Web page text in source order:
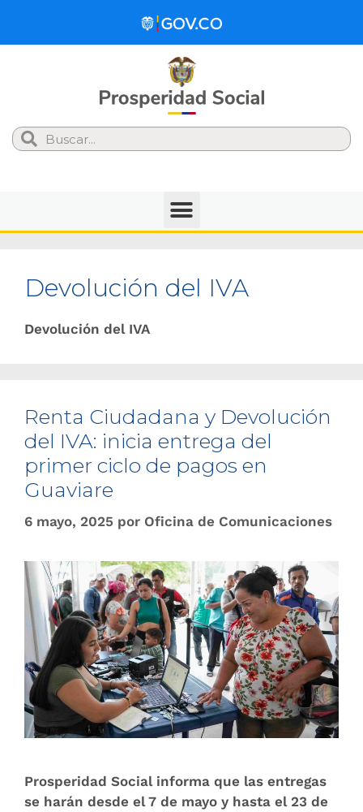
Search
Devolución del IVA
Devolución del IVA
Renta Ciudadana y Devolución
del IVA: inicia entrega del
primer ciclo de pagos en
Guaviare
6 mayo, 2025 por Oficina de Comunicaciones
Prosperidad Social informa que las entregas
se harán desde el 7 de mayo y hasta el 23 de